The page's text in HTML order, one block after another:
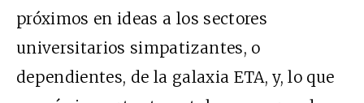
próximos en ideas a los sectores
universitarios simpatizantes, o
dependientes, de la galaxia ETA, y, lo que